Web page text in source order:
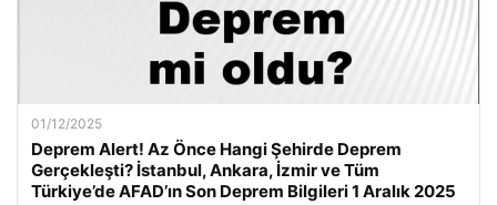
01/12/2025
Deprem Alert! Az Önce Hangi Şehirde Deprem
Gerçekleşti? İstanbul, Ankara, İzmir ve Tüm
Türkiye’de AFAD’ın Son Deprem Bilgileri 1 Aralık 2025